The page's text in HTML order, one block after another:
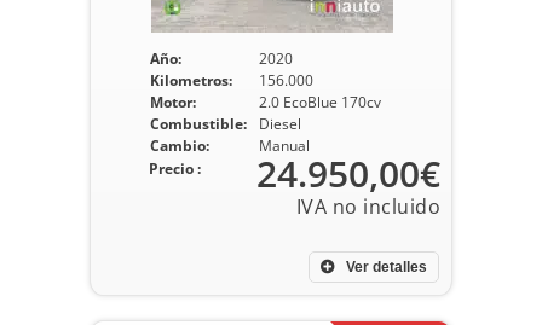
Año:
2020
Kilometros:
156.000
Motor:
2.0 EcoBlue 170cv
Combustible:
Diesel
Cambio:
Manual
Ver detalles
Precio : 24.950,00€